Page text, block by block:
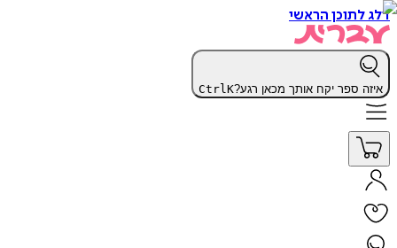
דלג לתוכן הראשי
איזה ספר יקח אותך מכאן רגע? CtrlK